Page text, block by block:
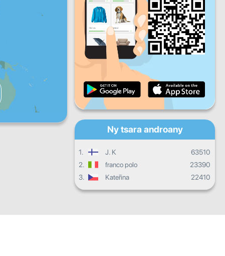
Fandrosoana isan'andro
Fandrosoana isambolana
Fandrosoana ankapobeny
Ny tsara androany
1. J. K
63510
2.
franco polo
23390
3.
Kateřina 22410